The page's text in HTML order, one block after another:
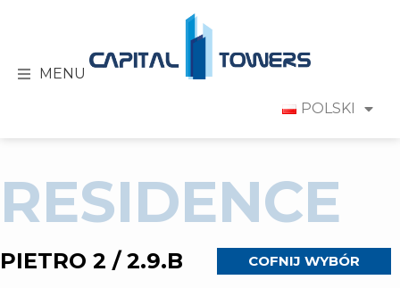
MENU
POLSKI
RESIDENCE
PIETRO 2 / 2.9.B COFNIJ WYBÓR